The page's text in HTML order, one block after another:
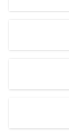
d
S
vor den
und den daraus
Rebe und